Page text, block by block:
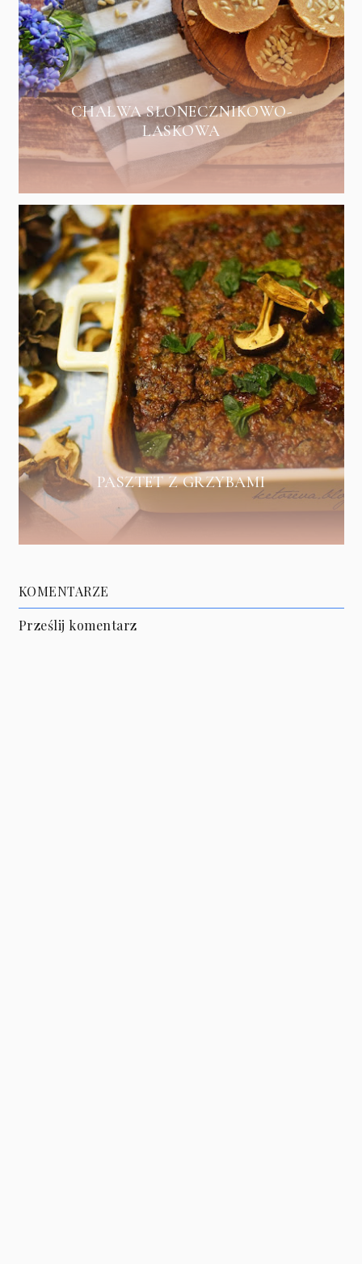
CHAŁWA SŁONECZNIKOWO-
LASKOWA
PASZTET Z GRZYBAMI
KOMENTARZE
Prześlij komentarz